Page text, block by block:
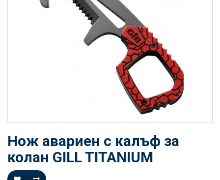
Нож авариен с калъф за
колан GILL TITANIUM